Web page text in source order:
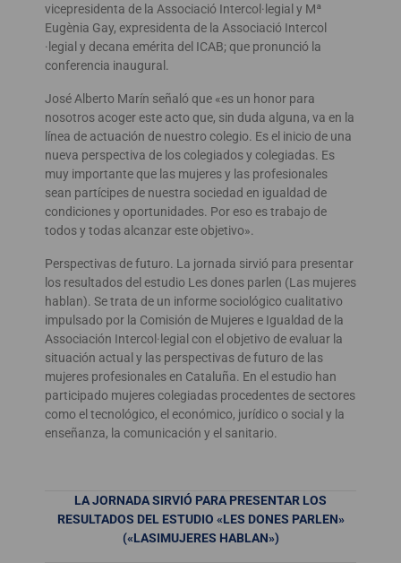
vicepresidenta de la Associació Intercol·legial y Mª
Eugènia Gay, expresidenta de la Associació Intercol
·legial y decana emérita del ICAB; que pronunció la
conferencia inaugural.
José Alberto Marín señaló que «es un honor para
nosotros acoger este acto que, sin duda alguna, va en la
línea de actuación de nuestro colegio. Es el inicio de una
nueva perspectiva de los colegiados y colegiadas. Es
muy importante que las mujeres y las profesionales
sean partícipes de nuestra sociedad en igualdad de
condiciones y oportunidades. Por eso es trabajo de
todos y todas alcanzar este objetivo».
Perspectivas de futuro. La jornada sirvió para presentar
los resultados del estudio Les dones parlen (Las mujeres
hablan). Se trata de un informe sociológico cualitativo
impulsado por la Comisión de Mujeres e Igualdad de la
Associación Intercol·legial con el objetivo de evaluar la
situación actual y las perspectivas de futuro de las
mujeres profesionales en Cataluña. En el estudio han
participado mujeres colegiadas procedentes de sectores
como el tecnológico, el económico, jurídico o social y la
enseñanza, la comunicación y el sanitario.
LA JORNADA SIRVIÓ PARA PRESENTAR LOS
RESULTADOS DEL ESTUDIO «LES DONES PARLEN»
(«LASIMUJERES HABLAN»)